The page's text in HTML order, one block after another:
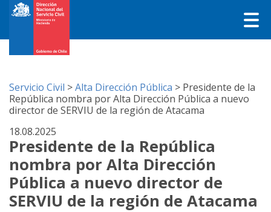
Servicio Civil >Alta Dirección Pública > Presidente de la
República nombra por Alta Dirección Pública a nuevo
director de SERVIU de la región de Atacama
18.08.2025
Presidente de la República
nombra por Alta Dirección
Pública a nuevo director de
SERVIU de la región de Atacama